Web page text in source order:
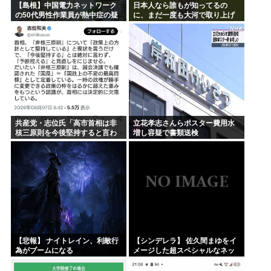
【島根】中国電力ネットワーク
の50代男性作業員が熱中症の疑
いで死亡 鉄塔の保守作業後に倒
れる 邑南町
日本人なら誰もが知ってるの
に、まだ一度も大河で取り上げ
られてない歴史上の人物
共産党・志位氏「高市首相は非
核三原則を今後堅持すると言わ
ない！」
立花孝志さんらポスター費用水
増し容疑で書類送検
【悲報】 ナイトレイン、利敵行
為がブームになる
【シンデレラ】 佐久間まゆをイ
メージした超スペシャルなネッ